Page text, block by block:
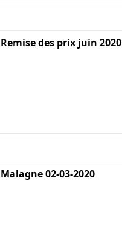
Remise des prix juin 2020
Malagne 02-03-2020